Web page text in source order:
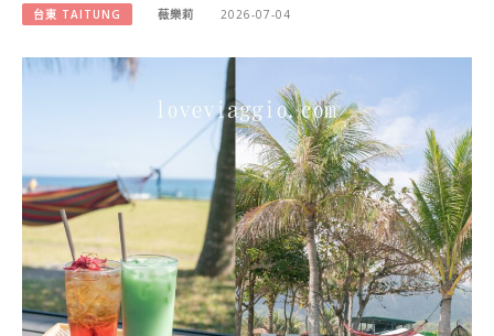
台東 TAITUNG 薇樂莉 2026-07-04